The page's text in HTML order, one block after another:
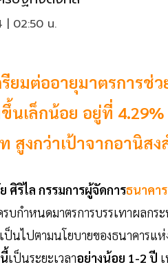
| 02:50 น.
รียมต่ออายุมาตรการ
ขึ้นเล็กน้อย อยู่ที่
สูงกว่าเป้าจากอานิส
ศิริไล กรรมการผู้จัดการธนาคา
บกำหนดมาตรการบรรเทาผลก
ป็นไปตามนโยบายของธนาคารแ
เป็นระยะเวลาอย่างน้อย 1-2 ปี